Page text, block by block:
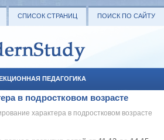
СПИСОК СТРАНИЦ ПОИСК ПО САЙТУ
ПЕДАГОГИКА
УЧЕБНЫЕ МАТЕРИАЛЫ
в подростковом возрасте
характера в подростковом возрасте